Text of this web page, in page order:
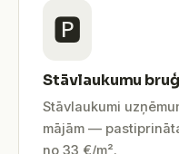
🅿️
Stāvlaukumu
Stāvlaukumi
mājām —
no 33 €/m².